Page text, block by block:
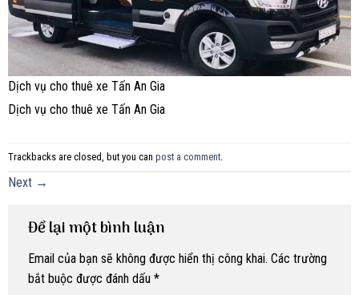
Dịch vụ cho thuê xe Tấn An Gia
Dịch vụ cho thuê xe Tấn An Gia
Trackbacks are closed, but you can post a comment
Next →
Để lại một bình luận
Email của bạn sẽ không được hiển thị công khai. Các trường
bắt buộc được đánh dấu *